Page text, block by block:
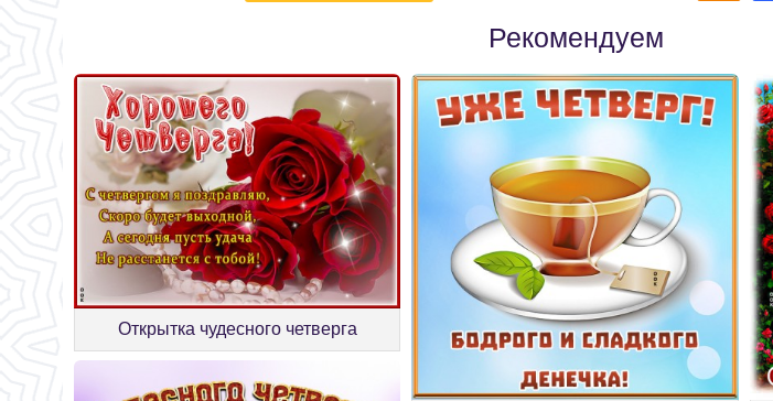
Рекомендуем
Открытка чудесного четверга